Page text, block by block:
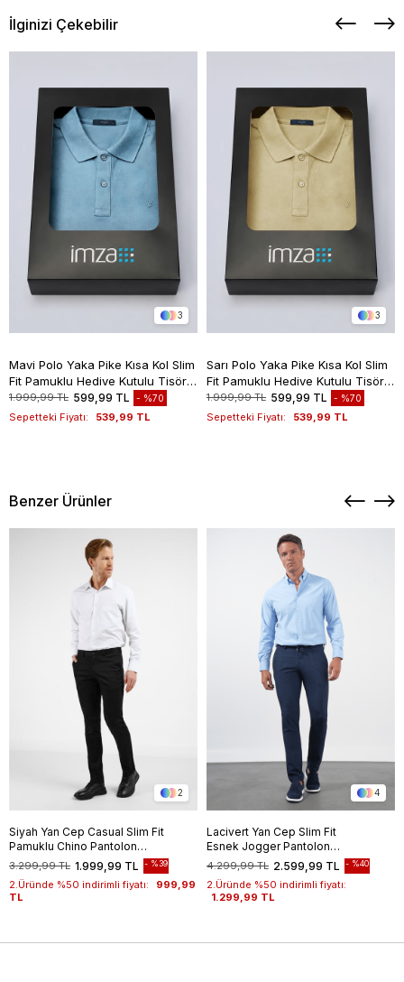
İlginizi Çekebilir
3
Mavi Polo Yaka Pike Kısa Kol Slim
Fit Pamuklu Hediye Kutulu Tişört
1011260169
1.999,99 TL 599,99 TL %70
Sepetteki Fiyatı: 539,99 TL
3
Sarı Polo Yaka Pike Kısa Kol Slim
Fit Pamuklu Hediye Kutulu Tişört
1011260169
1.999,99 TL 599,99 TL %70
Sepetteki Fiyatı: 539,99 TL
Benzer Ürünler
2
Siyah Yan Cep Casual Slim Fit
Pamuklu Chino Pantolon
1003255172 1.999,99 TL
3.299,99 TL %39
2.Üründe %50 indirimli fiyatı:
999,99
TL
4
Lacivert Yan Cep Slim Fit
Esnek Jogger Pantolon
1003260179
2.599,99 TL
4.299,99 TL %40
2.Üründe %50 indirimli fiyatı:
1.299,99 TL